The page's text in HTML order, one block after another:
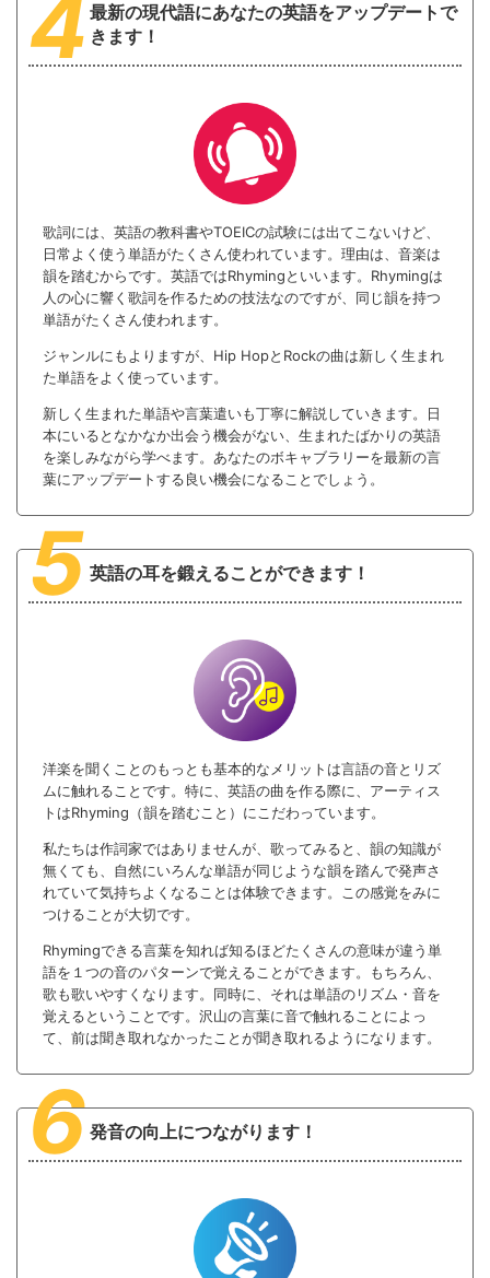
4 最新の現代語にあなたの英語をアップデートで
きます！
歌詞には、英語の教科書やTOEICの試験には出てこないけど、
日常よく使う単語がたくさん使われています。理由は、音楽は
韻を踏むからです。英語ではRhymingといいます。Rhymingは
人の心に響く歌詞を作るための技法なのですが、同じ韻を持つ
単語がたくさん使われます。
ジャンルにもよりますが、Hip HopとRockの曲は新しく生まれ
た単語をよく使っています。
新しく生まれた単語や言葉遣いも丁寧に解説していきます。日
本にいるとなかなか出会う機会がない、生まれたばかりの英語
を楽しみながら学べます。あなたのボキャブラリーを最新の言
葉にアップデートする良い機会になることでしょう。
5 英語の耳を鍛えることができます！
洋楽を聞くことのもっとも基本的なメリットは言語の音とリズ
ムに触れることです。特に、英語の曲を作る際に、アーティス
トはRhyming（韻を踏むこと）にこだわっています。
私たちは作詞家ではありませんが、歌ってみると、韻の知識が
無くても、自然にいろんな単語が同じような韻を踏んで発声さ
れていて気持ちよくなることは体験できます。この感覚をみに
つけることが大切です。
Rhymingできる言葉を知れば知るほどたくさんの意味が違う単
語を１つの音のパターンで覚えることができます。もちろん、
歌も歌いやすくなります。同時に、それは単語のリズム・音を
覚えるということです。沢山の言葉に音で触れることによっ
て、前は聞き取れなかったことが聞き取れるようになります。
6発音の向上につながります！